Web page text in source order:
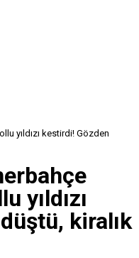
yıldızı kestirdi! Gözden
yıldızı
kiralık